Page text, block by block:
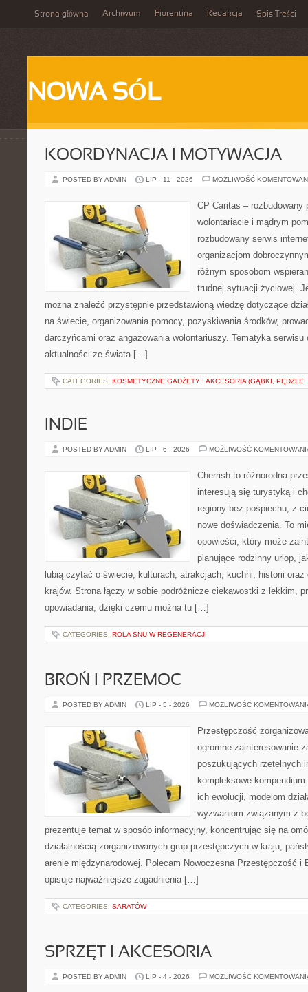
Strona główna Archiwum Fiorentina Redakcja Spis Treści
NOWA SÓL
KOORDYNACJA I MOTYWACJA
POSTED BY ADMIN LIP - 11 - 2026 MOŻLIWOŚĆ
CP Caritas – rozbudowany
wolontariacie i mądrym
rozbudowany serwis
organizacjom
różnym sposobom
trudnej sytuacji życiowej.
można znaleźć przystępnie przedstawioną wiedzę dotyczące
na świecie, organizowania pomocy, pozyskiwania środków,
darczyńcami oraz angażowania wolontariuszy. Tematyka
aktualności ze świata […]
CATEGORIES: KOSMETYCZNE GADŻETY I AKCESORIA (GĄBKI, PĘDZLE,
INDIE
POSTED BY ADMIN LIP - 6 - 2026 MOŻLIWOŚĆ
Cherrish to różnorodna
interesują się turystyką i
regiony bez pośpiechu, z
nowe doświadczenia. To
opowieści, który może
planujące rodzinny urlop,
lubią czytać o świecie, kulturach, atrakcjach, kuchni, historii
krajów. Strona łączy w sobie podróżnicze ciekawostki z lekkim,
opowiadania, dzięki czemu można tu […]
CATEGORIES: ROLA SNU W REGENERACJI
BROŃ I PRZEMOC
POSTED BY ADMIN LIP - 5 - 2026 MOŻLIWOŚĆ
Przestępczość
ogromne zainteresowanie
poszukujących rzetelnych
kompleksowe
ich ewolucji, modelom
wyzwaniom związanym z
prezentuje temat w sposób informacyjny, koncentrując się na
działalnością zorganizowanych grup przestępczych w kraju,
arenie międzynarodowej. Polecam Nowoczesna Przestępczość i
opisuje najważniejsze zagadnienia […]
CATEGORIES: SARATÓW
SPRZĘT I AKCESORIA
POSTED BY ADMIN LIP - 4 - 2026 MOŻLIWOŚĆ